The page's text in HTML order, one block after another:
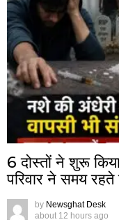
6 दोस्तों ने शुरू
परिवार ने समय
by Newsghat Desk
about 12 hours ago